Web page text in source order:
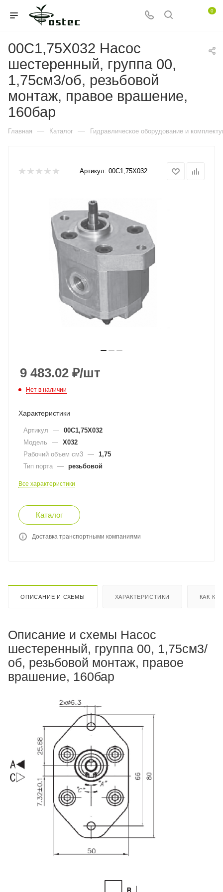
0
00C1,75X032 Насос
шестеренный, группа 00,
1,75см3/об, резьбовой
монтаж, правое врашение,
160бар
Главная — Каталог — Гидравлическое оборудование и
Артикул: 00C1,75X032
9 483.02 ₽/шт
Нет в наличии
Характеристики
Артикул — 00C1,75X032
Модель
— X032
Рабочий объем см3 —
1,75
Тип порта — резьбовой
Все характеристики
Каталог
Доставка транспортными компаниями
ОПИСАНИЕ И СХЕМЫ ХАРАКТЕРИСТИКИ КАК
Описание и схемы Насос
шестеренный, группа 00, 1,75см3/
об, резьбовой монтаж, правое
врашение, 160бар